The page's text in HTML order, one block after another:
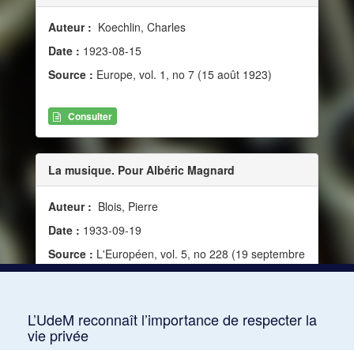
Auteur : Koechlin, Charles
Date : 1923-08-15
Source : Europe, vol. 1, no 7 (15 août 1923)
Consulter
La musique. Pour Albéric Magnard
Auteur : Blois, Pierre
Date : 1933-09-19
Source : L'Européen, vol. 5, no 228 (19 septembre
1933)
L’UdeM reconnaît l’importance de respecter la
vie privée